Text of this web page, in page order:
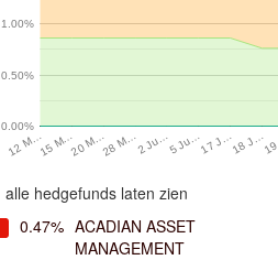
12 M…15 M…20 M…28 M…2 Ju…5 Ju…17 J…18 J…
0.00%
0.50%
1.00%
alle hedgefunds laten zien
0.47% ACADIAN ASSET
MANAGEMENT